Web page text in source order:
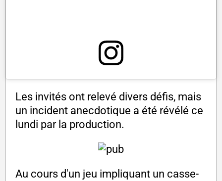
Les invités ont relevé divers défis, mais
un incident anecdotique a été révélé ce
lundi par la production.
Au cours d'un jeu impliquant un casse-